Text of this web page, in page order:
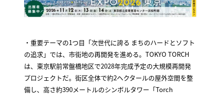
・重要テーマの1つ目「次世代に誇る まちのハードとソフト
の追求」では、市街地の再開発を進める。TOKYO TORCH
は、東京駅前常盤橋地区で2028年完成予定の大規模再開発
プロジェクトだ。街区全体で約2ヘクタールの屋外空間を整
備し、高さ約390メートルのシンボルタワー「Torch